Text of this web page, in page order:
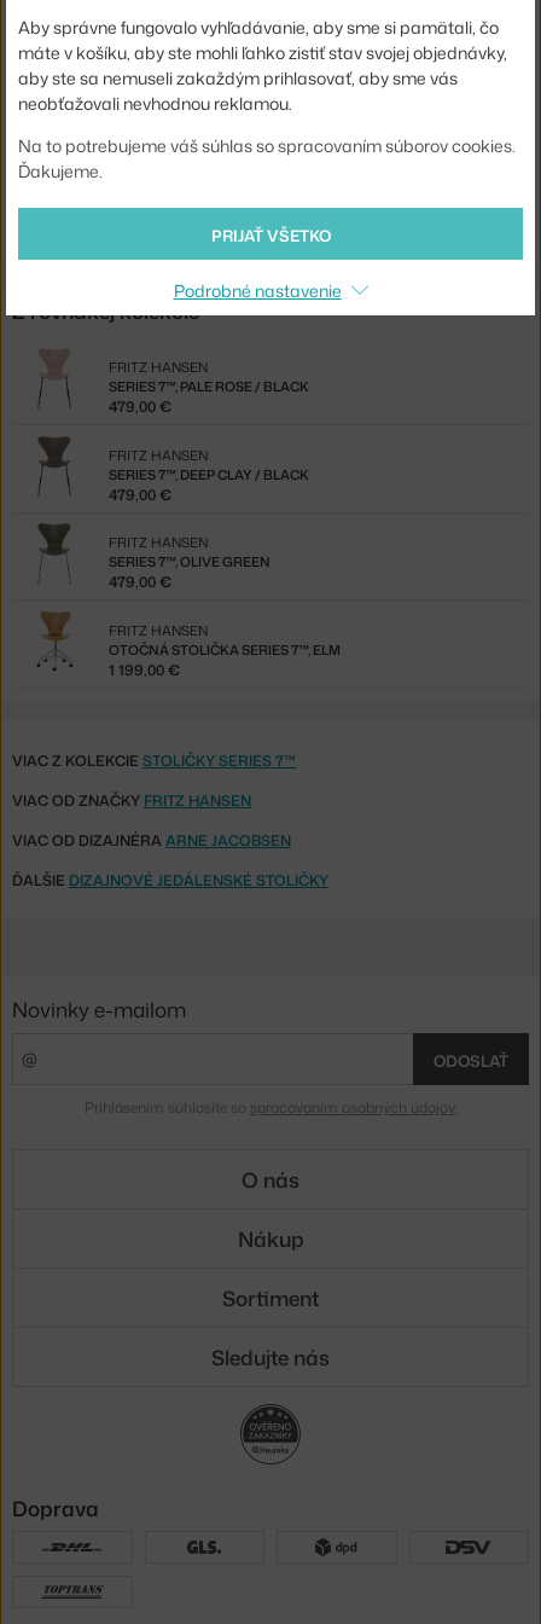
Stohovateľné:
Sedák:
drevo
Podnož:
kov
Z rovnakej kolekcie
SERIES 7™, PALE ROSE / BLACK
FRITZ HANSEN
479,00 €
SERIES 7™, DEEP CLAY / BLACK
FRITZ HANSEN
479,00 €
SERIES 7™, OLIVE GREEN
FRITZ HANSEN
479,00 €
OTOČNÁ STOLIČKA SERIES 7™, ELM
FRITZ HANSEN
1 199,00 €
VIAC Z KOLEKCIE STOLIČKY SERIES 7™
VIAC OD ZNAČKY FRITZ HANSEN
VIAC OD DIZAJNÉRA ARNE JACOBSEN
ĎALŠIE DIZAJNOVÉ JEDÁLENSKÉ STOLIČKY
Aby správne fungovalo vyhľadávanie, aby sme si pamätali, čo
máte v košíku, aby ste mohli ľahko zistiť stav svojej objednávky,
aby ste sa nemuseli zakaždým prihlasovať, aby sme vás
neobťažovali nevhodnou reklamou.
Na to potrebujeme váš súhlas so spracovaním súborov cookies.
Ďakujeme.
PRIJAŤ VŠETKO
Podrobné nastavenie
Novinky e-mailom
ODOSLAŤ
Prihlásením súhlasíte so spracovaním osobných údajov.
O nás
Nákup
Sortiment
Sledujte nás
Doprava